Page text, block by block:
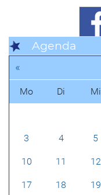
Agenda
«
Mo Di Mi
3 4 5
10 11 12
17 18 19